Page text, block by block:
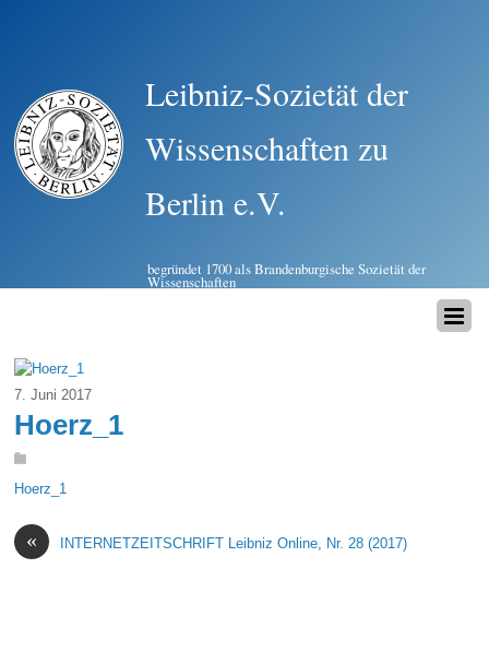
Leibniz-Sozietät der
Wissenschaften zu
Berlin e.V.
begründet 1700 als Brandenburgische Sozietät der
Wissenschaften
7. Juni 2017
Hoerz_1
Hoerz_1
« INTERNETZEITSCHRIFT Leibniz Online, Nr. 28 (2017)